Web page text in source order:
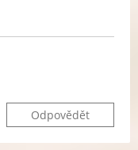
Odpovědět